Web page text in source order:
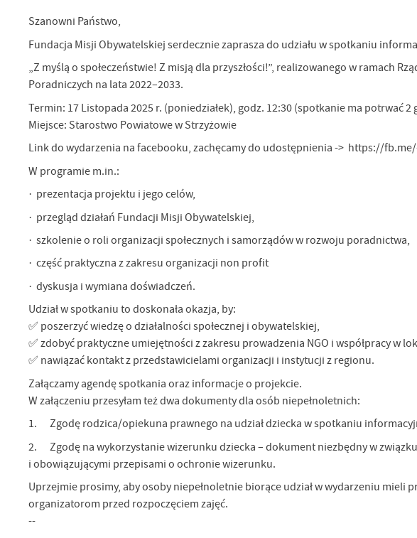
Szanowni Państwo,
Fundacja Misji Obywatelskiej serdecznie zaprasza do udziału w spotkaniu
„Z myślą o społeczeństwie! Z misją dla przyszłości!”, realizowanego w ramach
Poradniczych na lata 2022–2033.
Termin: 17 Listopada 2025 r. (poniedziałek), godz. 12:30 (spotkanie ma potrwać 2
Miejsce: Starostwo Powiatowe w Strzyżowie
Link do wydarzenia na facebooku, zachęcamy do udostępnienia -> https://
W programie m.in.:
· prezentacja projektu i jego celów,
· przegląd działań Fundacji Misji Obywatelskiej,
· szkolenie o roli organizacji społecznych i samorządów w rozwoju poradnictwa,
· część praktyczna z zakresu organizacji non profit
· dyskusja i wymiana doświadczeń.
Udział w spotkaniu to doskonała okazja, by:
✅ poszerzyć wiedzę o działalności społecznej i obywatelskiej,
✅ zdobyć praktyczne umiejętności z zakresu prowadzenia NGO i współpracy w
✅ nawiązać kontakt z przedstawicielami organizacji i instytucji z regionu.
Załączamy agendę spotkania oraz informacje o projekcie.
W załączeniu przesyłam też dwa dokumenty dla osób niepełnoletnich:
1. Zgodę rodzica/opiekuna prawnego na udział dziecka w spotkaniu
2. Zgodę na wykorzystanie wizerunku dziecka – dokument niezbędny w
i obowiązującymi przepisami o ochronie wizerunku.
Uprzejmie prosimy, aby osoby niepełnoletnie biorące udział w wydarzeniu mieli
organizatorom przed rozpoczęciem zajęć.
--